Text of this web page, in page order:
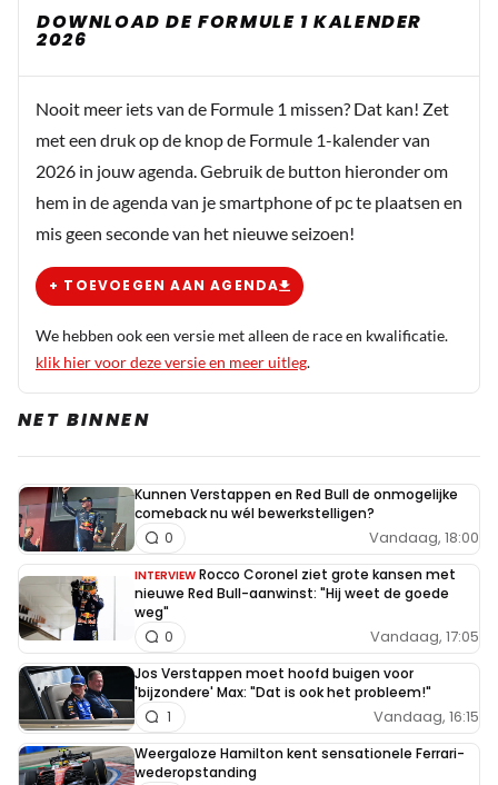
DOWNLOAD DE FORMULE 1 KALENDER
2026
Nooit meer iets van de Formule 1 missen? Dat kan! Zet
met een druk op de knop de Formule 1-kalender van
2026 in jouw agenda. Gebruik de button hieronder om
hem in de agenda van je smartphone of pc te plaatsen en
mis geen seconde van het nieuwe seizoen!
+ TOEVOEGEN AAN AGENDA
We hebben ook een versie met alleen de race en kwalificatie.
klik hier voor deze versie en meer uitleg.
NET BINNEN
Kunnen Verstappen en Red Bull de onmogelijke
comeback nu wél bewerkstelligen?
Vandaag, 18:00
0
INTERVIEW Rocco Coronel ziet grote kansen met
nieuwe Red Bull-aanwinst: "Hij weet de goede
weg"
Vandaag, 17:05
0
Jos Verstappen moet hoofd buigen voor
'bijzondere' Max: "Dat is ook het probleem!"
Vandaag, 16:15
1
Weergaloze Hamilton kent sensationele Ferrari-
wederopstanding